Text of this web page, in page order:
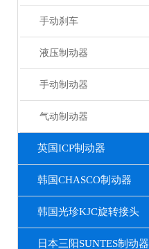
手动刹车
液压制动器
手动制动器
气动制动器
英国ICP制动器
韩国CHASCO制动器
韩国光珍KJC旋转接头
日本三阳SUNTES制动器